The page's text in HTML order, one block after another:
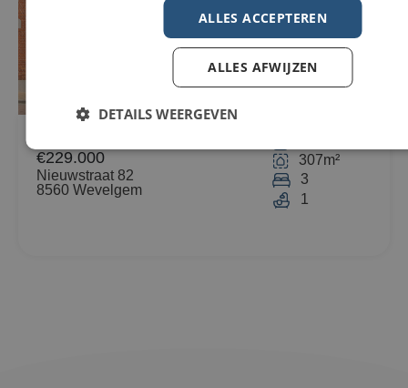
€229.000
Nieuwstraat 82
8560 Wevelgem
307m²
3
1
ALLES ACCEPTEREN
ALLES AFWIJZEN
DETAILS WEERGEVEN